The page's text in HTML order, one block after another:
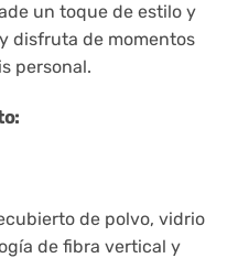
un toque de estilo y
disfruta de momentos
personal.
de polvo, vidrio
de fibra vertical y